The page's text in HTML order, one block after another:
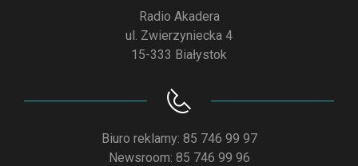
Radio Akadera
ul. Zwierzyniecka 4
15-333 Białystok
Biuro reklamy: 85 746 99 97
Newsroom: 85 746 99 96